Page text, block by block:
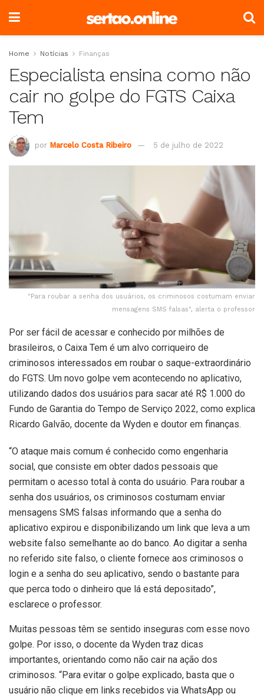
Home Notícias Finanças
Especialista ensina como não
cair no golpe do FGTS Caixa
Tem
por Marcelo Costa Ribeiro 5 de julho de 2022
"Para roubar a senha dos usuários, os criminosos costumam enviar
mensagens SMS falsas", alerta o professor
Por ser fácil de acessar e conhecido por milhões de
brasileiros, o Caixa Tem é um alvo corriqueiro de
criminosos interessados em roubar o saque-extraordinário
do FGTS. Um novo golpe vem acontecendo no aplicativo,
utilizando dados dos usuários para sacar até R$ 1.000 do
Fundo de Garantia do Tempo de Serviço 2022, como explica
Ricardo Galvão, docente da Wyden e doutor em finanças.
“O ataque mais comum é conhecido como engenharia
social, que consiste em obter dados pessoais que
permitam o acesso total à conta do usuário. Para roubar a
senha dos usuários, os criminosos costumam enviar
mensagens SMS falsas informando que a senha do
aplicativo expirou e disponibilizando um link que leva a um
website falso semelhante ao do banco. Ao digitar a senha
no referido site falso, o cliente fornece aos criminosos o
login e a senha do seu aplicativo, sendo o bastante para
que perca todo o dinheiro que lá está depositado”,
esclarece o professor.
Muitas pessoas têm se sentido inseguras com esse novo
golpe. Por isso, o docente da Wyden traz dicas
importantes, orientando como não cair na ação dos
criminosos. “Para evitar o golpe explicado, basta que o
usuário não clique em links recebidos via WhatsApp ou